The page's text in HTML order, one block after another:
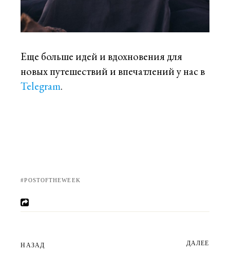
Еще больше идей и вдохновения для
новых путешествий и впечатлений у нас в
Telegram.
POSTOFTHEWEEK
НАЗАД ДАЛЕЕ